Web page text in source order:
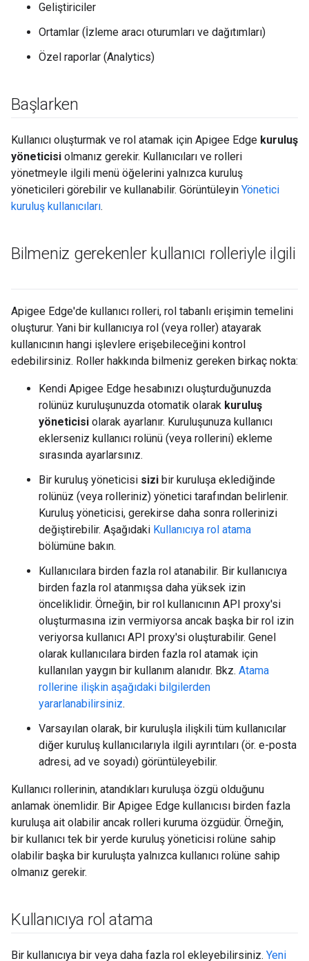
Geliştiriciler
Ortamlar (İzleme aracı oturumları ve dağıtımları)
Özel raporlar (Analytics)
Başlarken
Kullanıcı oluşturmak ve rol atamak için Apigee Edge kuruluş
yöneticisi olmanız gerekir. Kullanıcıları ve rolleri
yönetmeyle ilgili menü öğelerini yalnızca kuruluş
yöneticileri görebilir ve kullanabilir. Görüntüleyin Yönetici
kuruluş kullanıcıları.
Bilmeniz gerekenler kullanıcı rolleriyle ilgili
Apigee Edge'de kullanıcı rolleri, rol tabanlı erişimin temelini
oluşturur. Yani bir kullanıcıya rol (veya roller) atayarak
kullanıcının hangi işlevlere erişebileceğini kontrol
edebilirsiniz. Roller hakkında bilmeniz gereken birkaç nokta:
Kendi Apigee Edge hesabınızı oluşturduğunuzda
rolünüz kuruluşunuzda otomatik olarak kuruluş
yöneticisi olarak ayarlanır. Kuruluşunuza kullanıcı
eklerseniz kullanıcı rolünü (veya rollerini) ekleme
sırasında ayarlarsınız.
Bir kuruluş yöneticisi sizi bir kuruluşa eklediğinde
rolünüz (veya rolleriniz) yönetici tarafından belirlenir.
Kuruluş yöneticisi, gerekirse daha sonra rollerinizi
değiştirebilir. Aşağıdaki Kullanıcıya rol atama
bölümüne bakın.
Kullanıcılara birden fazla rol atanabilir. Bir kullanıcıya
birden fazla rol atanmışsa daha yüksek izin
önceliklidir. Örneğin, bir rol kullanıcının API proxy'si
oluşturmasına izin vermiyorsa ancak başka bir rol izin
veriyorsa kullanıcı API proxy'si oluşturabilir. Genel
olarak kullanıcılara birden fazla rol atamak için
kullanılan yaygın bir kullanım alanıdır. Bkz. Atama
rollerine ilişkin aşağıdaki bilgilerden
yararlanabilirsiniz.
Varsayılan olarak, bir kuruluşla ilişkili tüm kullanıcılar
diğer kuruluş kullanıcılarıyla ilgili ayrıntıları (ör. e-posta
adresi, ad ve soyadı) görüntüleyebilir.
Kullanıcı rollerinin, atandıkları kuruluşa özgü olduğunu
anlamak önemlidir. Bir Apigee Edge kullanıcısı birden fazla
kuruluşa ait olabilir ancak rolleri kuruma özgüdür. Örneğin,
bir kullanıcı tek bir yerde kuruluş yöneticisi rolüne sahip
olabilir başka bir kuruluşta yalnızca kullanıcı rolüne sahip
olmanız gerekir.
Kullanıcıya rol atama
Bir kullanıcıya bir veya daha fazla rol ekleyebilirsiniz. Yeni